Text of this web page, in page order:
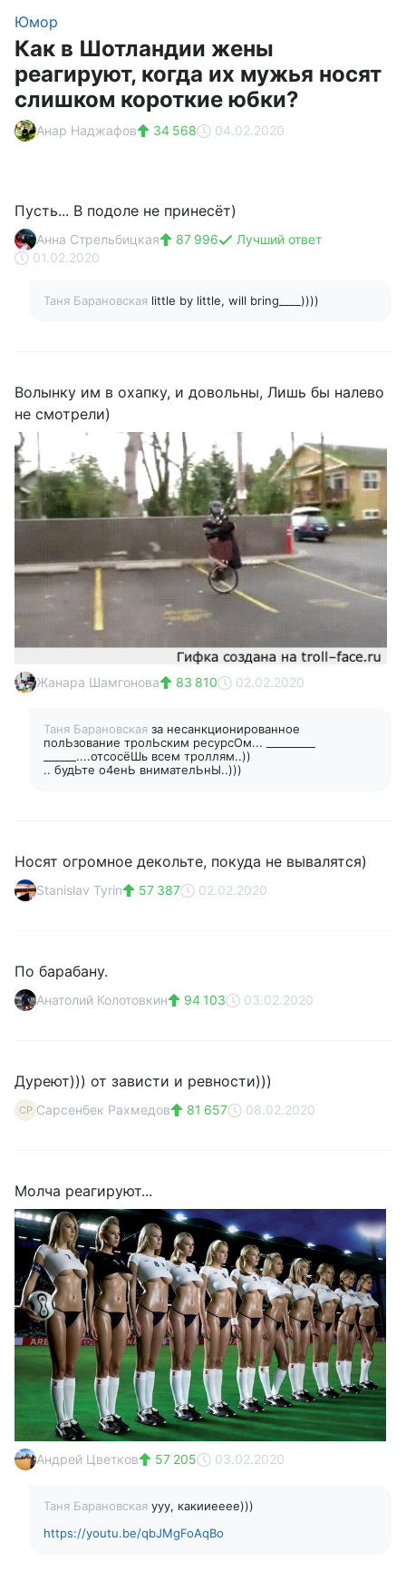
Юмор
Как в Шотландии жены
реагируют, когда их мужья носят
слишком короткие юбки?
Анар Наджафов 34 568 04.02.2020
Пусть... В подоле не принесёт)
Анна Стрельбицкая 87 996
Лучший ответ
01.02.2020
Таня Барановская little by little, will bring____))))
Волынку им в охапку, и довольны, Лишь бы налево
не смотрели)
Жанара Шамгонова 83 810 02.02.2020
Таня Барановская за несанкционированное
полЬзование тролЬским ресурсОм... _________
______....отсосёШь всем троллям..))
.. будЬте о4енЬ внимателЬнЫ..)))
Носят огромное декольте, покуда не вывалятся)
Stanislav Tyrin 57 387 02.02.2020
По барабану.
Анатолий Колотовкин 94 103 03.02.2020
Дуреют))) от зависти и ревности)))
СР Сарсенбек Рахмедов 81 657 08.02.2020
Молча реагируют...
Андрей Цветков 57 205 03.02.2020
Таня Барановская ууу, какииееее)))
https://youtu.be/qbJMgFoAqBo